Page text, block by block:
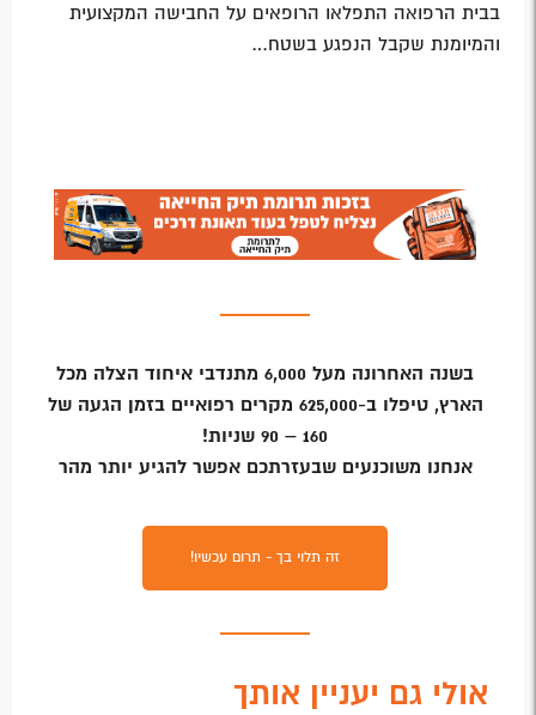
Twitter
Facebook
Google
Plus
Email
Email
בבית הרפואה התפלאו הרופאים על החבישה המקצועית
והמיומנת שקבל הנפגע בשטח…
בשנה האחרונה מעל 6,000 מתנדבי איחוד הצלה מכל
הארץ, טיפלו ב-625,000 מקרים רפואיים בזמן הגעה של
160 – 90 שניות!
אנחנו משוכנעים שבעזרתכם אפשר להגיע יותר מהר
זה תלוי בך - תרום עכשיו!
אולי גם יעניין אותך